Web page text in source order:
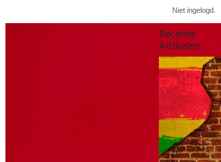
Niet ingelogd.
Recente
Artikelen: